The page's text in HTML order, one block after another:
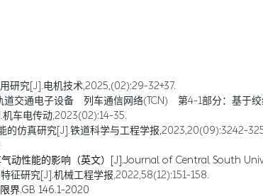
研究[J].电机技术,2025,(02):29-32+37.
道交通电子设备 列车通信网络(TCN) 第4-1部分：基于
车电传动,2023(02):14-35.
仿真研究[J].铁道科学与工程学报,2023,20(09):3242-
动性能的影响（英文）[J].Journal of Central South
征研究[J].机械工程学报,2022,58(12):151-158.
界.GB 146.1-2020